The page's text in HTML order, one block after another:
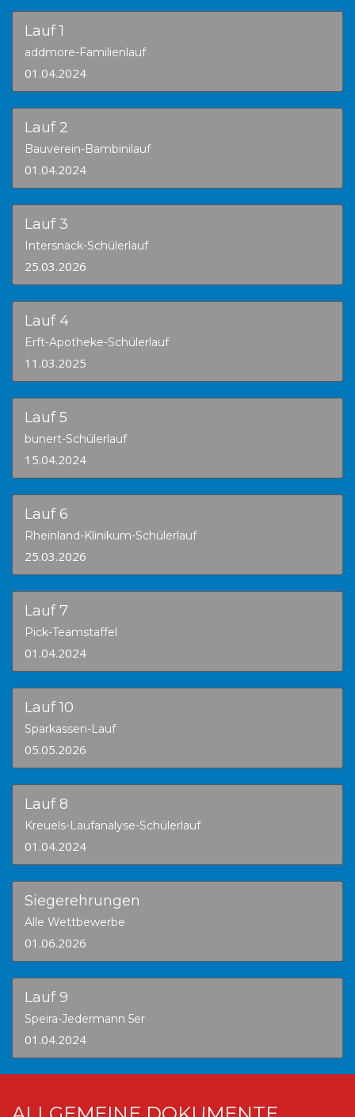
Lauf 1
addmore-Familienlauf
01.04.2024
Lauf 2
Bauverein-Bambinilauf
01.04.2024
Lauf 3
Intersnack-Schülerlauf
25.03.2026
Lauf 4
Erft-Apotheke-Schülerlauf
11.03.2025
Lauf 5
bunert-Schülerlauf
15.04.2024
Lauf 6
Rheinland-Klinikum-Schülerlauf
25.03.2026
Lauf 7
Pick-Teamstaffel
01.04.2024
Lauf 10
Sparkassen-Lauf
05.05.2026
Lauf 8
Kreuels-Laufanalyse-Schülerlauf
01.04.2024
Siegerehrungen
Alle Wettbewerbe
01.06.2026
Lauf 9
Speira-Jedermann 5er
01.04.2024